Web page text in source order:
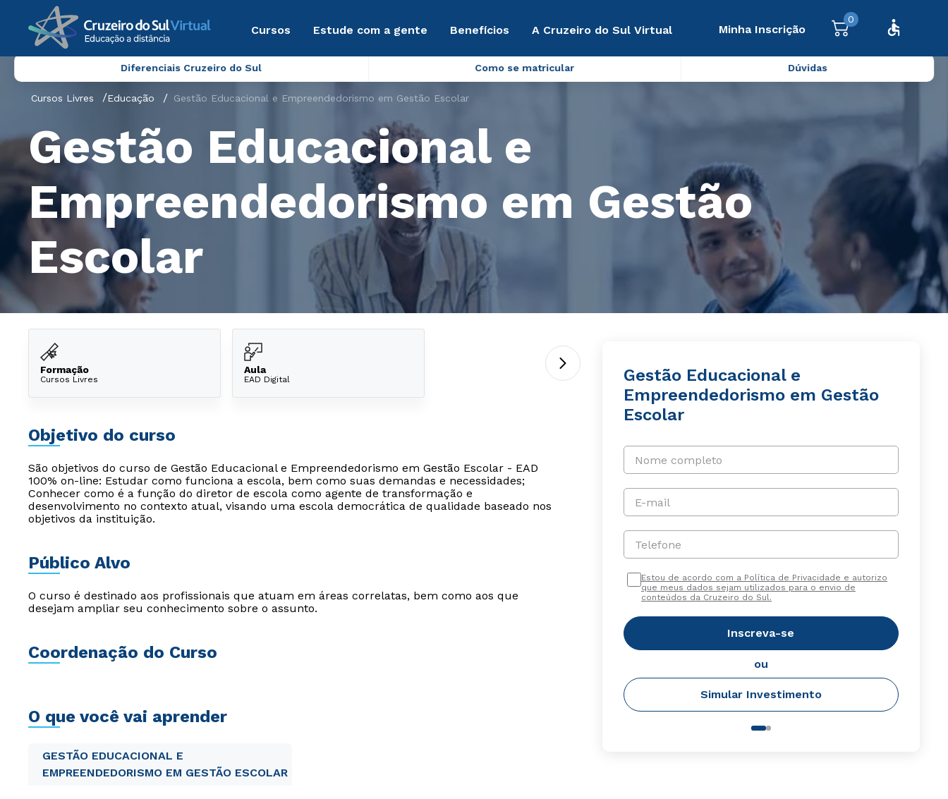
Cursos Estude com a gente Benefícios A Cruzeiro do Sul Virtual Minha Inscrição
0
Diferenciais Cruzeiro do Sul Como se matricular Dúvidas
Cursos Livres Educação Gestão Educacional e Empreendedorismo em Gestão Escolar
Gestão Educacional e
Empreendedorismo em Gestão
Escolar
Formação
Cursos Livres
Aula
EAD Digital
Objetivo do curso
São objetivos do curso de Gestão Educacional e Empreendedorismo em Gestão Escolar - EAD
100% on-line: Estudar como funciona a escola, bem como suas demandas e necessidades;
Conhecer como é a função do diretor de escola como agente de transformação e
desenvolvimento no contexto atual, visando uma escola democrática de qualidade baseado nos
objetivos da instituição.
Público Alvo
O curso é destinado aos profissionais que atuam em áreas correlatas, bem como aos que
desejam ampliar seu conhecimento sobre o assunto.
Coordenação do Curso
O que você vai aprender
GESTÃO EDUCACIONAL E
EMPREENDEDORISMO EM GESTÃO ESCOLAR
Gestão Educacional e
Empreendedorismo em Gestão
Escolar
Nome completo
E-mail
Telefone
Estou de acordo com a Política de Privacidade e autorizo
que meus dados sejam utilizados para o envio de
conteúdos da Cruzeiro do Sul.
Inscreva-se
ou
Simular Investimento